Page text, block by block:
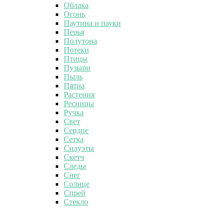
Облака
Огонь
Паутина и пауки
Перья
Полутона
Потеки
Птицы
Пузыри
Пыль
Пятна
Растения
Ресницы
Ручка
Свет
Сердце
Сетка
Силуэты
Скетч
Следы
Снег
Солнце
Спрей
Стекло